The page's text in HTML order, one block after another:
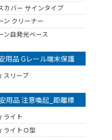
カバー サインタイプ
ン クリーナー
ン自発光ベース
用品 Gレール端末保護
スリーブ
用品 注意喚起_距離標
ライト
ライトＯ型